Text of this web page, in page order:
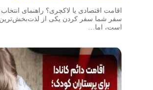
اقامت اقتصادی یا لاکچری؟ راهنمای
سفر شما سفر کردن یکی از لذت‌بخش‌ترین
است، اما…